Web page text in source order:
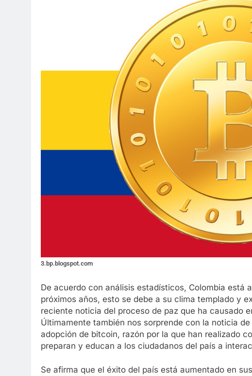
3.bp.blogspot.com
De acuerdo con análisis estadísticos, Colombia está
próximos años, esto se debe a su clima templado y
reciente noticia del proceso de paz que ha causado
Últimamente también nos sorprende con la noticia
adopción de bitcoin, razón por la que han realizado
preparan y educan a los ciudadanos del país a
Se afirma que el éxito del país está aumentado en